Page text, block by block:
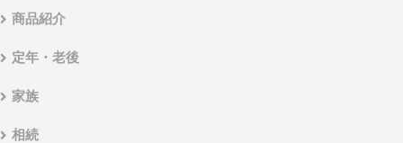
商品紹介
定年・老後
家族
相続